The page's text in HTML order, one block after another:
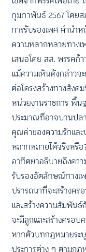
กุมภาพันธ์ 2567 โดย
การรับรองเพศ คำนำ
ความหลากหลายทางเ
เสนอโดย สส. พรรคก้า
แม้ความเห็นดังกล่าว
ต่อโครงสร้างทางสัง
หน่วยงานราชการ พื้น
ประมาณที่อาจบานปล
คุณค่าของความรักแล
หลากหลายได้จริงหรือ
อาทิตยาอธิบายถึงคว
รับรองอัตลักษณ์ทางเ
ปรารถนาที่จะสร้างค
และสร้างความสัมพัน
จะมีลูกและสร้างครอบ
หากตัวบทกฎหมายระบุ
ประการต่าง ๆ ตามกฎ